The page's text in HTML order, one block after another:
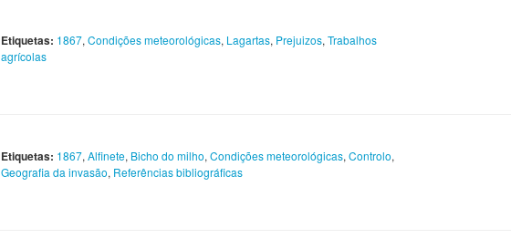
Etiquetas: 1867, Condições meteorológicas, Lagartas, Prejuizos, Trabalhos
agrícolas
Etiquetas: 1867, Alfinete, Bicho do milho, Condições meteorológicas, Controlo,
Geografia da invasão, Referências bibliográficas